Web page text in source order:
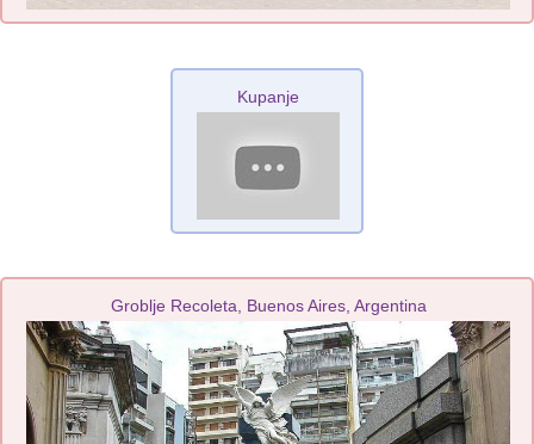
Kupanje
Groblje Recoleta, Buenos Aires, Argentina